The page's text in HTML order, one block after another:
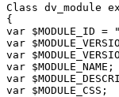
Class dv_module
{
var $MODULE_ID =
var
var
var $MODULE_NAME;
var
var $MODULE_CSS;